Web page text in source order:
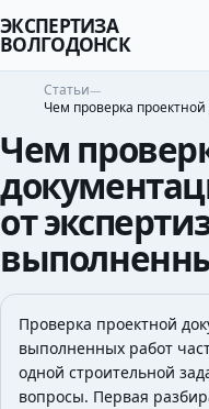
ЭКСПЕРТИЗА
ВОЛГОДОНСК
Статьи
Чем проверка
Чем
от
Проверка проектной
выполненных работ
одной строительной
вопросы. Первая